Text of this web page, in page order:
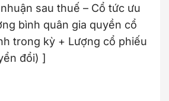
sau thuế – Cổ tức ưu
bình quân gia quyền cổ
trong kỳ + Lượng cổ phiếu
đổi) ]